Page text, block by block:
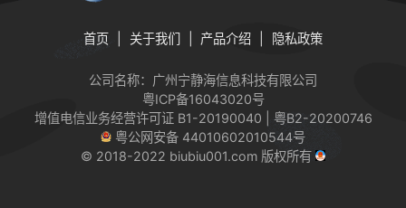
首页 关于我们 产品介绍 隐私政策
公司名称：广州宁静海信息科技有限公司
粤ICP备16043020号
增值电信业务经营许可证 B1-20190040 | 粤B2-20200746
粤公网安备 44010602010544号
© 2018-2022 biubiu001.com 版权所有